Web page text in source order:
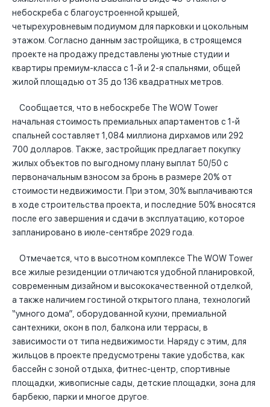
небоскреба с благоустроенной крышей,
четырехуровневым подиумом для парковки и цокольным
этажом. Согласно данным застройщика, в строящемся
проекте на продажу представлены уютные студии и
квартиры премиум-класса с 1-й и 2-я спальнями, общей
жилой площадью от 35 до 136 квадратных метров.
Сообщается, что в небоскребе The WOW Tower
начальная стоимость премиальных апартаментов с 1-й
спальней составляет 1,084 миллиона дирхамов или 292
700 долларов. Также, застройщик предлагает покупку
жилых объектов по выгодному плану выплат 50/50 с
первоначальным взносом за бронь в размере 20% от
стоимости недвижимости. При этом, 30% выплачиваются
в ходе строительства проекта, и последние 50% вносятся
после его завершения и сдачи в эксплуатацию, которое
запланировано в июле-сентябре 2029 года.
Отмечается, что в высотном комплексе The WOW Tower
все жилые резиденции отличаются удобной планировкой,
современным дизайном и высококачественной отделкой,
а также наличием гостиной открытого плана, технологий
“умного дома”, оборудованной кухни, премиальной
сантехники, окон в пол, балкона или террасы, в
зависимости от типа недвижимости. Наряду с этим, для
жильцов в проекте предусмотрены такие удобства, как
бассейн с зоной отдыха, фитнес-центр, спортивные
площадки, живописные сады, детские площадки, зона для
барбекю, парки и многое другое.